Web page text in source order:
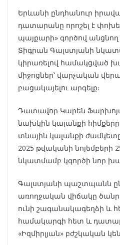
Երևանի ընդհանուր
դատարանը որոշել է
պայքարի» գործով
Տիգրան Գալստյանի
կիրառելով համակցված
միջոցներ՝ վարչական
բացակայելու արգելք։
Դատավոր Կարեն
նախկին կալանքի հիմքերը
տնային կալանքի ժամկետը
2025 թվականի նոյեմբերի
նկատմամբ կգործի նոր
Գալստյանի պաշտպանն
առողջական վիճակը ծանր
ունի շագանակագեղձի և
համակարգի հետ և
«Իզմիրլյան» բժշկական